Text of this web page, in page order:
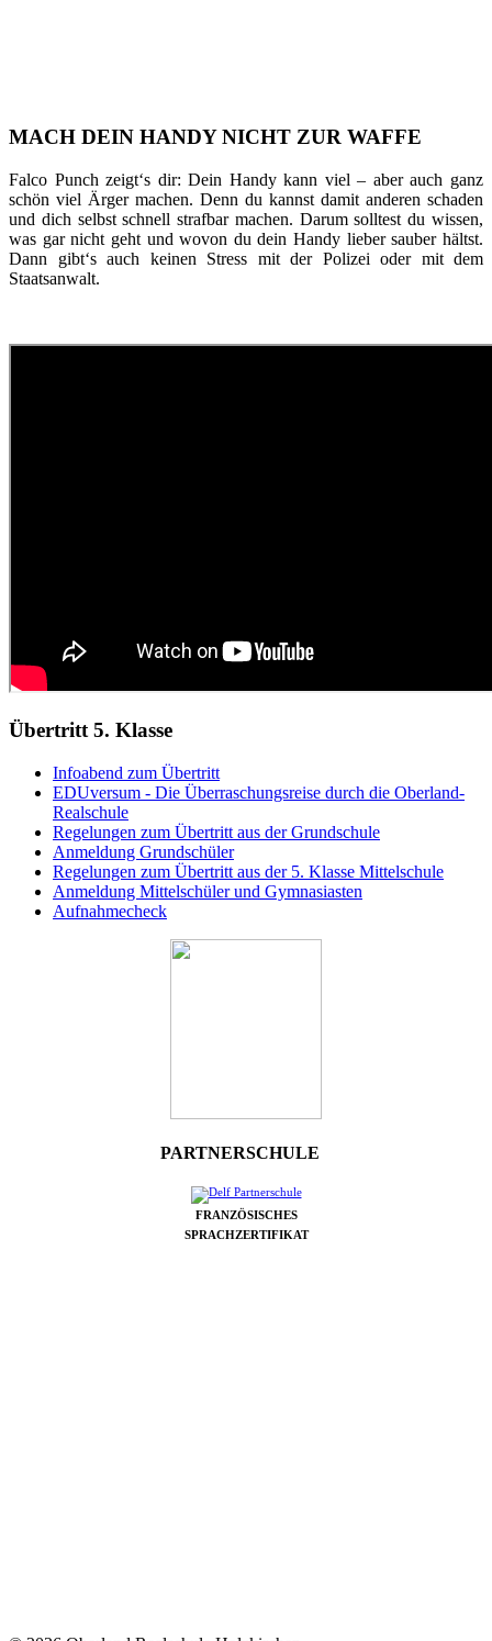
MACH DEIN HANDY NICHT ZUR WAFFE
Falco Punch zeigt‘s dir: Dein Handy kann viel – aber auch ganz
schön viel Ärger machen. Denn du kannst damit anderen schaden
und dich selbst schnell strafbar machen. Darum solltest du wissen,
was gar nicht geht und wovon du dein Handy lieber sauber hältst.
Dann gibt‘s auch keinen Stress mit der Polizei oder mit dem
Staatsanwalt.
Übertritt 5. Klasse
Infoabend zum Übertritt
EDUversum - Die Überraschungsreise durch die Oberland-
Realschule
Regelungen zum Übertritt aus der Grundschule
Anmeldung Grundschüler
Regelungen zum Übertritt aus der 5. Klasse Mittelschule
Anmeldung Mittelschüler und Gymnasiasten
Aufnahmecheck
PARTNERSCHULE
FRANZÖSISCHES
SPRACHZERTIFIKAT